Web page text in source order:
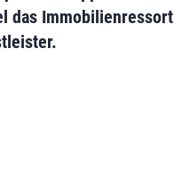
das